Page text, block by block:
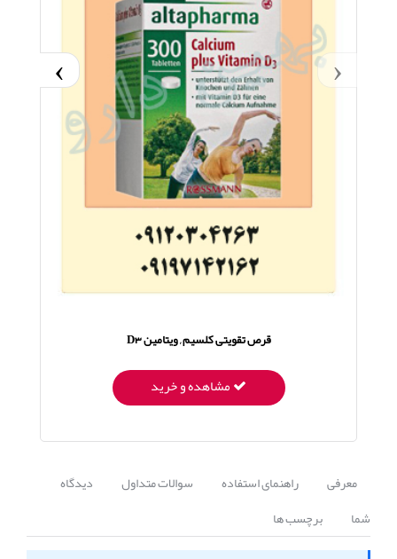
قرص تقویتی کلسیم , ویتامین D3
مشاهده و خرید
‹
›
معرفی راهنمای استفاده سوالات متداول
دیدگاه
شما
برچسب ها